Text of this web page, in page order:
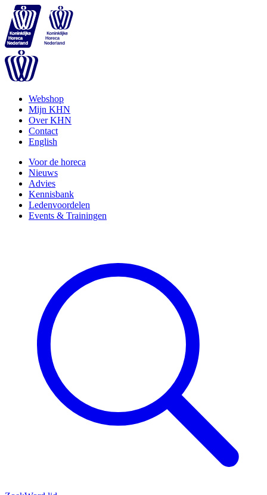
Webshop
Mijn KHN
Over KHN
Contact
English
Voor de horeca
Nieuws
Advies
Kennisbank
Ledenvoordelen
Events & Trainingen